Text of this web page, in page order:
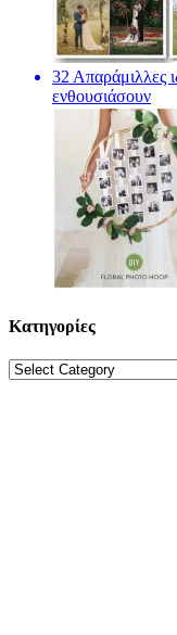
32 Απαράμιλλες
ενθουσιάσουν
Κατηγορίες
Κατηγορίες